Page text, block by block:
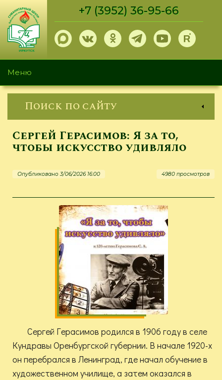
Перейти
основному
содержанию
+7 (3952) 36-95-66
Меню
Поиск по сайту
Сергей Герасимов: Я за то,
чтобы искусство удивляло
Опубликовано 3/06/2026 16:00 4980 просмотров
Сергей Герасимов родился в 1906 году в селе
Кундравы Оренбургской губернии. В начале 1920-х
он перебрался в Ленинград, где начал обучение в
художественном училище, а затем оказался в